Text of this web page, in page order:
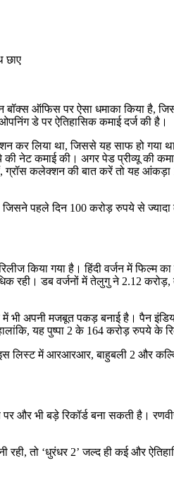
बॉक्स ऑफिस पर ऐसा धमाका किया है,
डे पर ऐतिहासिक कमाई दर्ज की है।
कर लिया था, जिससे यह साफ हो गया
नेट कमाई की। अगर पेड प्रीव्यू की
कलेक्शन की बात करें तो यह आंकड़ा
जिसने पहले दिन 100 करोड़ रुपये से
किया गया है। हिंदी वर्जन में फिल्म
डब वर्जनों में तेलुगु ने 2.12 करोड़,
में भी अपनी मजबूत पकड़ बनाई है। पैन
यह पुष्पा 2 के 164 करोड़ रुपये के
लिस्ट में आरआरआर, बाहुबली 2 और
भी बड़े रिकॉर्ड बना सकती है।
तो ‘धुरंधर 2’ जल्द ही कई और